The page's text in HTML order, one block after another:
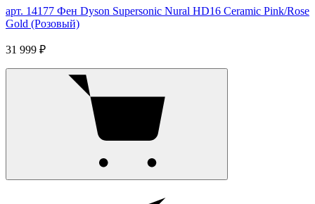
арт. 14177 Фен Dyson Supersonic Nural HD16 Ceramic Pink/Rose
Gold (Розовый)
31 999 ₽